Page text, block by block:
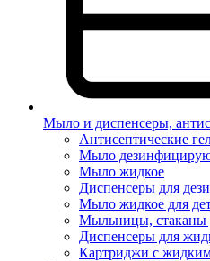
Мыло и диспенсеры,
Антисептические
Мыло
Мыло жидкое
Диспенсеры для
Мыло жидкое для
Мыльницы, стаканы
Диспенсеры для
Картриджи с